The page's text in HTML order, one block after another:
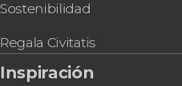
Sostenibilidad
Regala Civitatis
Inspiración